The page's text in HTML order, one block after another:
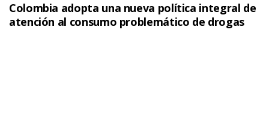
Colombia adopta una nueva política integral de
atención al consumo problemático de drogas